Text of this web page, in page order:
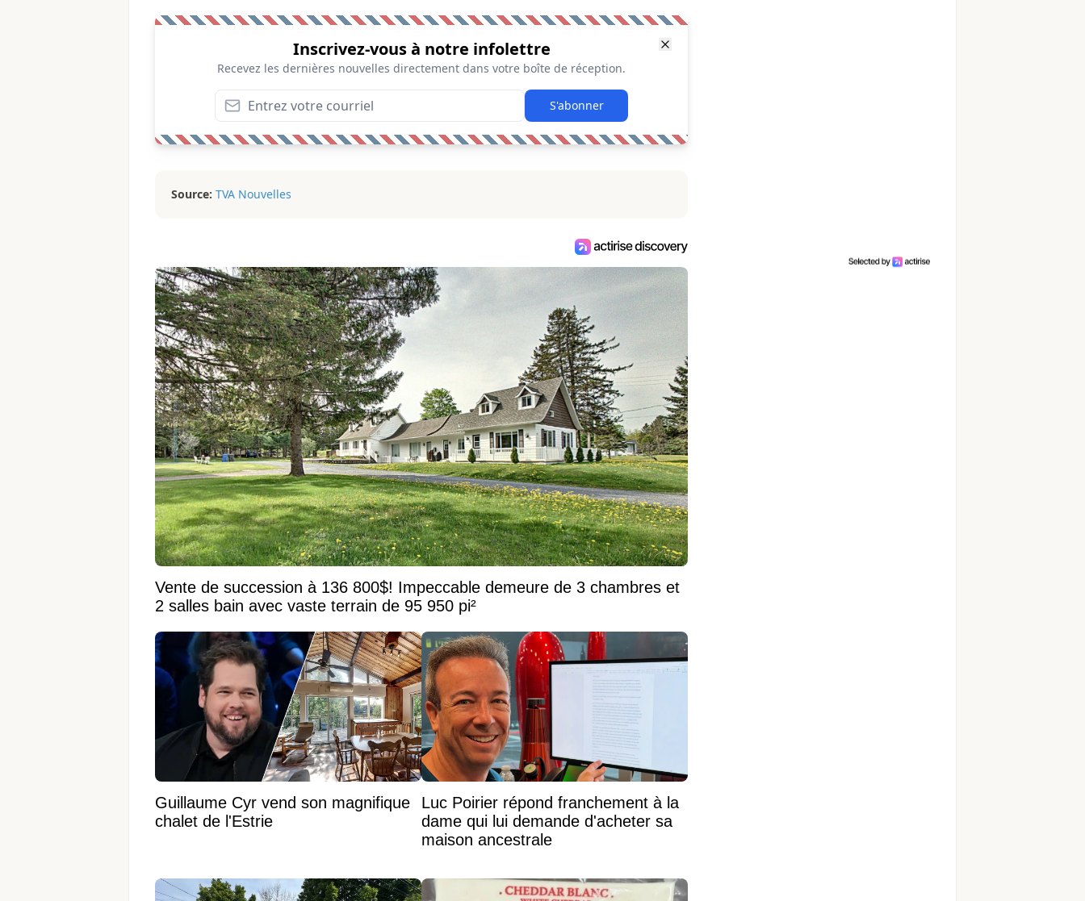
Inscrivez-vous à notre infolettre
Recevez les dernières nouvelles directement dans votre boîte de réception.
S'abonner
Source: TVA Nouvelles
Vente de succession à 136 800$! Impeccable demeure de 3 chambres et
2 salles bain avec vaste terrain de 95 950 pi²
Guillaume Cyr vend son magnifique
chalet de l'Estrie
Luc Poirier répond franchement à la
dame qui lui demande d'acheter sa
maison ancestrale